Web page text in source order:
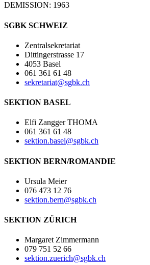
DEMISSION: 1963
SGBK SCHWEIZ
Zentralsekretariat
Dittingerstrasse 17
4053 Basel
061 361 61 48
sekretariat@sgbk.ch
SEKTION BASEL
Elfi Zangger THOMA
061 361 61 48
sektion.basel@sgbk.ch
SEKTION BERN/ROMANDIE
Ursula Meier
076 473 12 76
sektion.bern@sgbk.ch
SEKTION ZÜRICH
Margaret Zimmermann
079 751 52 66
sektion.zuerich@sgbk.ch